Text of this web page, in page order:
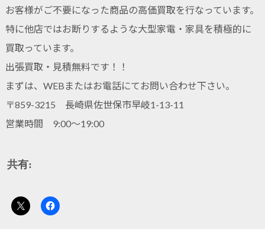
お客様がご不要になった商品の高価買取を行なっています。
特に他店ではお断りするような大型家電・家具を積極的に
買取っています。
出張買取・見積無料です！！
まずは、WEBまたはお電話にてお問い合わせ下さい。
〒859-3215 長崎県佐世保市早岐1-13-11
営業時間 9:00～19:00
共有: